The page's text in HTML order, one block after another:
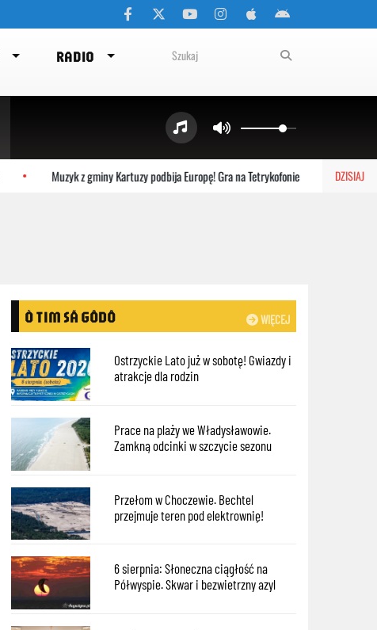
RADIO
DZISIAJ
Muzyk z gminy Kartuzy podbija Europę! Gra na Tetrykofonie 6
WIĘCEJ
Ò TIM SÃ GÔDÔ
Ostrzyckie Lato już w sobotę! Gwiazdy i
atrakcje dla rodzin
Prace na plaży we Władysławowie.
Zamkną odcinki w szczycie sezonu
Przełom w Choczewie. Bechtel
przejmuje teren pod elektrownię!
6 sierpnia: Słoneczna ciągłość na
Półwyspie. Skwar i bezwietrzny azyl